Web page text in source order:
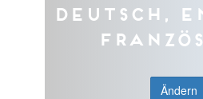
Deutsch,
Ändern